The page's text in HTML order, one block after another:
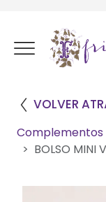
VOLVER
Complementos
BOLSO MINI